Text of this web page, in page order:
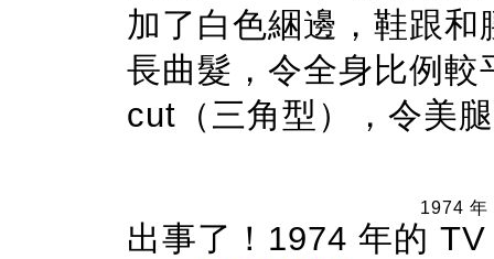
加了白色綑邊，鞋跟
長曲髮，令全身比例
cut（三角型），令美
1974 年
出事了！1974 年的